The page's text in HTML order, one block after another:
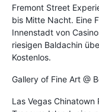
Fremont Street
bis Mitte Nacht. Eine
Innenstadt von
riesigen Baldachin
Kostenlos.
Gallery of Fine Art @
Las Vegas